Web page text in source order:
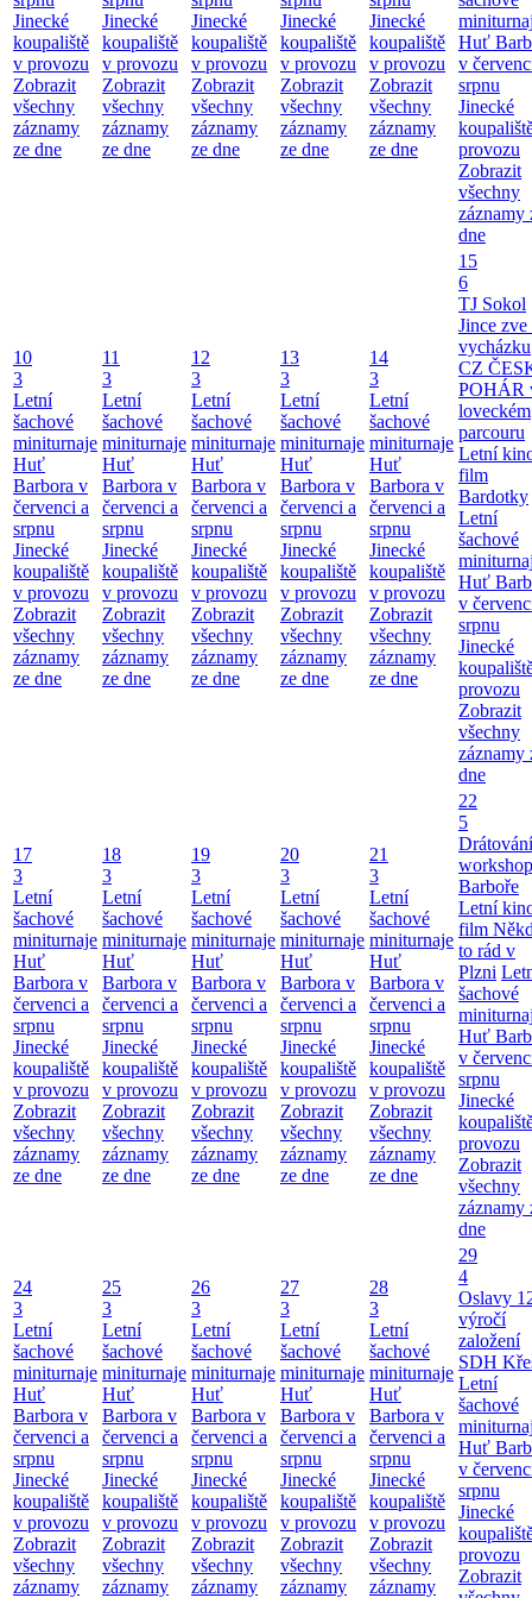
Jinecké
koupaliště
v provozu
Zobrazit
všechny
záznamy
ze dne
Jinecké
koupaliště
v provozu
Zobrazit
všechny
záznamy
ze dne
Jinecké
koupaliště
v provozu
Zobrazit
všechny
záznamy
ze dne
Jinecké
koupaliště
v provozu
Zobrazit
všechny
záznamy
ze dne
Jinecké
koupaliště
v provozu
Zobrazit
všechny
záznamy
ze dne
Huť
v
srpnu
Jinecké
provozu
Zobrazit
všechny
záznamy
dne
10
3
Letní
šachové
miniturnaje
Huť
Barbora v
červenci a
srpnu
Jinecké
koupaliště
v provozu
Zobrazit
všechny
záznamy
ze dne
11
3
Letní
šachové
miniturnaje
Huť
Barbora v
červenci a
srpnu
Jinecké
koupaliště
v provozu
Zobrazit
všechny
záznamy
ze dne
12
3
Letní
šachové
miniturnaje
Huť
Barbora v
červenci a
srpnu
Jinecké
koupaliště
v provozu
Zobrazit
všechny
záznamy
ze dne
13
3
Letní
šachové
miniturnaje
Huť
Barbora v
červenci a
srpnu
Jinecké
koupaliště
v provozu
Zobrazit
všechny
záznamy
ze dne
14
3
Letní
šachové
miniturnaje
Huť
Barbora v
červenci a
srpnu
Jinecké
koupaliště
v provozu
Zobrazit
všechny
záznamy
ze dne
15
6
TJ Sokol
Jince zve
vycházku
CZ
POHÁR
loveckém
parcouru
Letní
film
Bardotky
Letní
šachové
Huť
v
srpnu
Jinecké
provozu
Zobrazit
všechny
záznamy
dne
17
3
Letní
šachové
miniturnaje
Huť
Barbora v
červenci a
srpnu
Jinecké
koupaliště
v provozu
Zobrazit
všechny
záznamy
ze dne
18
3
Letní
šachové
miniturnaje
Huť
Barbora v
červenci a
srpnu
Jinecké
koupaliště
v provozu
Zobrazit
všechny
záznamy
ze dne
19
3
Letní
šachové
miniturnaje
Huť
Barbora v
červenci a
srpnu
Jinecké
koupaliště
v provozu
Zobrazit
všechny
záznamy
ze dne
20
3
Letní
šachové
miniturnaje
Huť
Barbora v
červenci a
srpnu
Jinecké
koupaliště
v provozu
Zobrazit
všechny
záznamy
ze dne
21
3
Letní
šachové
miniturnaje
Huť
Barbora v
červenci a
srpnu
Jinecké
koupaliště
v provozu
Zobrazit
všechny
záznamy
ze dne
22
5
Barboře
Letní
film
to rád v
Plzni
šachové
Huť
v
srpnu
Jinecké
provozu
Zobrazit
všechny
záznamy
dne
24
3
Letní
šachové
miniturnaje
Huť
Barbora v
červenci a
srpnu
Jinecké
koupaliště
v provozu
Zobrazit
všechny
záznamy
25
3
Letní
šachové
miniturnaje
Huť
Barbora v
červenci a
srpnu
Jinecké
koupaliště
v provozu
Zobrazit
všechny
záznamy
26
3
Letní
šachové
miniturnaje
Huť
Barbora v
červenci a
srpnu
Jinecké
koupaliště
v provozu
Zobrazit
všechny
záznamy
27
3
Letní
šachové
miniturnaje
Huť
Barbora v
červenci a
srpnu
Jinecké
koupaliště
v provozu
Zobrazit
všechny
záznamy
28
3
Letní
šachové
miniturnaje
Huť
Barbora v
červenci a
srpnu
Jinecké
koupaliště
v provozu
Zobrazit
všechny
záznamy
29
4
Oslavy
výročí
založení
SDH
Letní
šachové
Huť
v
srpnu
Jinecké
provozu
Zobrazit